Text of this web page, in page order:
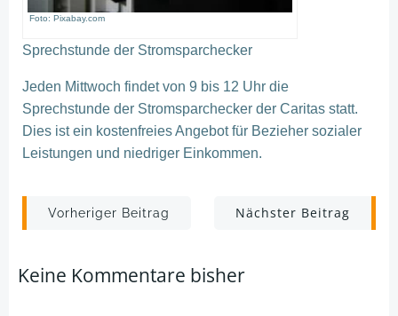
Foto: Pixabay.com
Sprechstunde der Stromsparchecker
Jeden Mittwoch findet von 9 bis 12 Uhr die
Sprechstunde der Stromsparchecker der Caritas statt.
Dies ist ein kostenfreies Angebot für Bezieher sozialer
Leistungen und niedriger Einkommen.
Post
navigation
Vorheriger Beitrag
Post
navigation
Nächster Beitrag
Keine Kommentare bisher